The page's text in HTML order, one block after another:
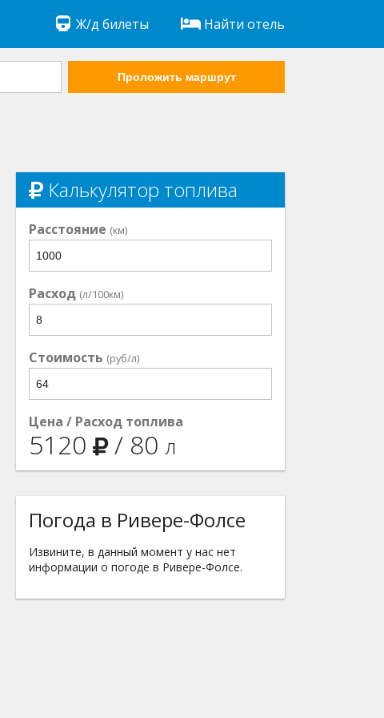
Ж/д билеты Найти отель
Проложить маршрут
Калькулятор топлива
Расстояние (км)
Расход (л/100км)
Стоимость (руб/л)
Цена / Расход топлива
5120 / 80 л
Погода в Ривере-Фолсе
Извините, в данный момент у нас нет
информации о погоде в Ривере-Фолсе.